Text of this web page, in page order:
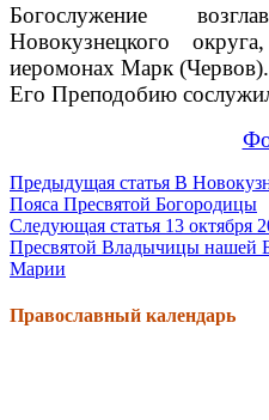
Богослужение
Новокузнецкого
иеромонах Марк (Червов).
Его Преподобию
Продолжить
чтение
Предыдущая статья В
Пояса Пресвятой Богородицы
Следующая статья 13 октября
Пресвятой Владычицы нашей
Марии
Православный календарь